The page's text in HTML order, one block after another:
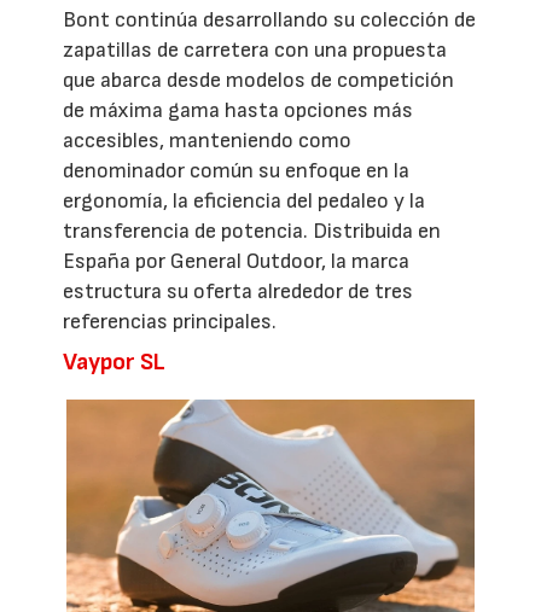
Bont continúa desarrollando su colección de
zapatillas de carretera con una propuesta
que abarca desde modelos de competición
de máxima gama hasta opciones más
accesibles, manteniendo como
denominador común su enfoque en la
ergonomía, la eficiencia del pedaleo y la
transferencia de potencia. Distribuida en
España por General Outdoor, la marca
estructura su oferta alrededor de tres
referencias principales.
Vaypor SL